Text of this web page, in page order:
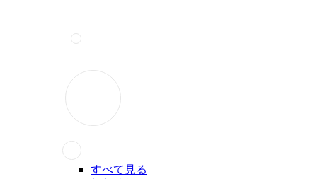
すべて見る